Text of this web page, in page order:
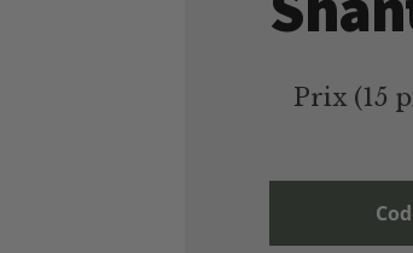
Prix (15